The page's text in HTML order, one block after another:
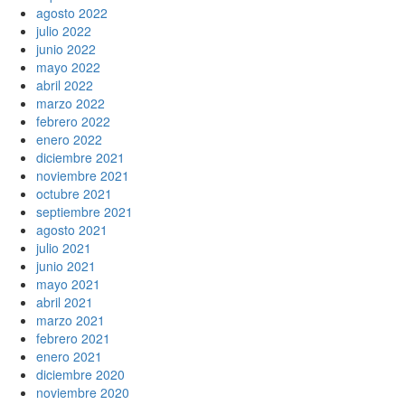
agosto 2022
julio 2022
junio 2022
mayo 2022
abril 2022
marzo 2022
febrero 2022
enero 2022
diciembre 2021
noviembre 2021
octubre 2021
septiembre 2021
agosto 2021
julio 2021
junio 2021
mayo 2021
abril 2021
marzo 2021
febrero 2021
enero 2021
diciembre 2020
noviembre 2020